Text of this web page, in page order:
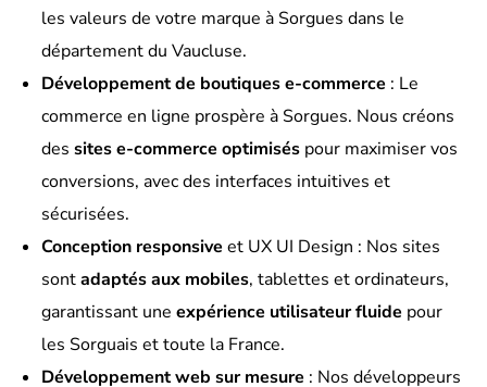
les valeurs de votre marque à Sorgues dans le
département du Vaucluse.
Développement de boutiques e-commerce : Le
commerce en ligne prospère à Sorgues. Nous créons
des sites e-commerce optimiséspour maximiser vos
conversions, avec des interfaces intuitives et
sécurisées.
Conception responsive et UX UI Design : Nos sites
sontadaptés aux mobiles, tablettes et ordinateurs,
garantissant une expérience utilisateur fluide pour
les Sorguais et toute la France.
Développement web sur mesure : Nos développeurs